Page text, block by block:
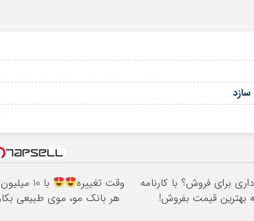
برای فروش؟ با کارنامه
بهترین قیمت بفروش!
وقت تغییره
با 10
هر بانک مو، موی طبیعی